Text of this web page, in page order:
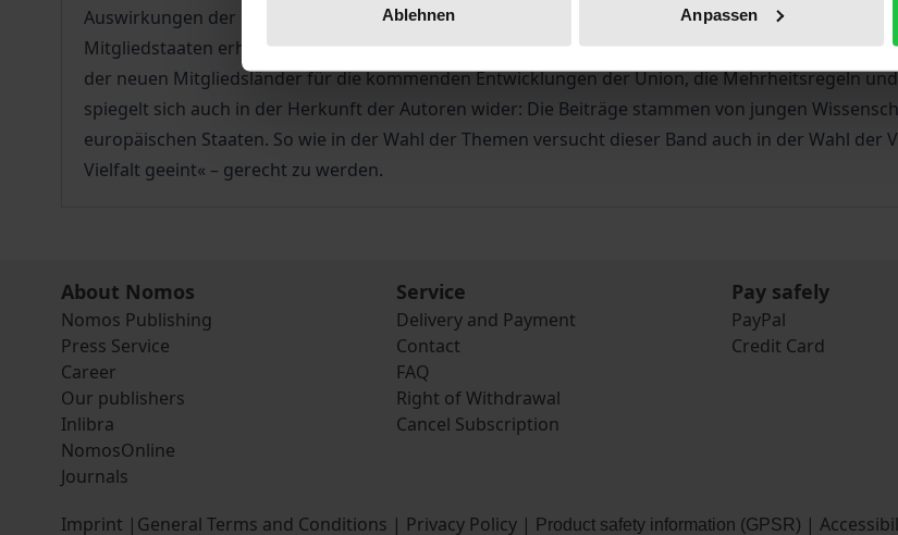
Ablehnen Anpassen
Auswirkungen der Osterweiterung und mit dem Verfassungsvertrag, der die Handlungsfähigkeit
Mitgliedstaaten erhalten soll. Die behandelten Bereiche sind breit gefächert: Die Vorträge
der neuen Mitgliedsländer für die kommenden Entwicklungen der Union, die Mehrheitsregeln
spiegelt sich auch in der Herkunft der Autoren wider: Die Beiträge stammen von jungen
europäischen Staaten. So wie in der Wahl der Themen versucht dieser Band auch in der Wahl
Vielfalt geeint« – gerecht zu werden.
About Nomos
Nomos Publishing
Press Service
Career
Our publishers
Inlibra
NomosOnline
Journals
Service
Delivery and Payment
Contact
FAQ
Right of Withdrawal
Cancel Subscription
Pay safely
PayPal
Credit Card
Imprint | General Terms and Conditions | Privacy Policy | Product safety information (GPSR) |